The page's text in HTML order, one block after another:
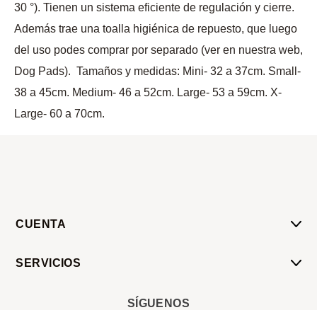
30 °). Tienen un sistema eficiente de regulación y cierre.
Además trae una toalla higiénica de repuesto, que luego
del uso podes comprar por separado (ver en nuestra web,
Dog Pads). Tamaños y medidas: Mini- 32 a 37cm. Small-
38 a 45cm. Medium- 46 a 52cm. Large- 53 a 59cm. X-
Large- 60 a 70cm.
CUENTA
SERVICIOS
SÍGUENOS